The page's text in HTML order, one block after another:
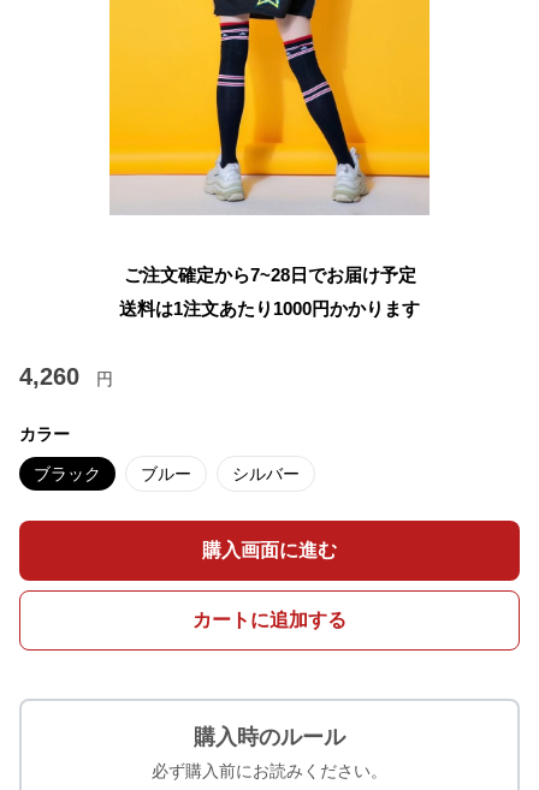
ご注文確定から7~28日でお届け予定
送料は1注文あたり 1000円かかります
4,260 円
カラー
ブラック ブルー シルバー
購入画面に進む
カートに追加する
購入時のルール
必ず購入前にお読みください。